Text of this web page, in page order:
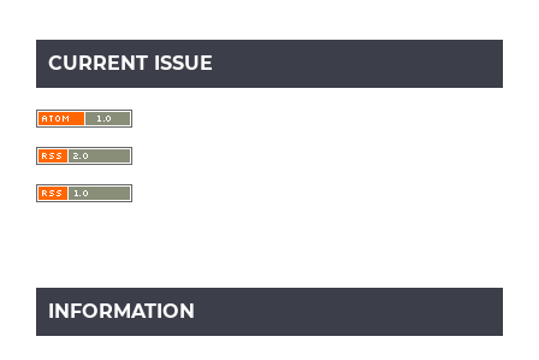
CURRENT ISSUE
INFORMATION